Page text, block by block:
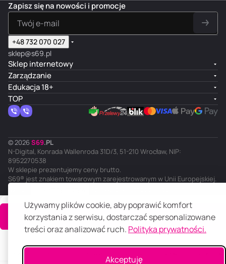
Używamy plików cookie, aby poprawić komfort
korzystania z serwisu, dostarczać spersonalizowane
treści oraz analizować ruch. Polityka prywatności.
Akceptuję
Do koszyka
Zapisz się na nowości i promocje
+48 732 070 027
sklep@s69.pl
Sklep internetowy
Zarządzanie
Edukacja 18+
TOP
© 2026 S69.PL
N-Digital, Konrada Wallenroda 31D/3, 51-210 Wrocław, NIP:
8952270538
W sklepie prezentujemy ceny brutto.
S69® jest znakiem towarowym zarejestrowanym w Unii Europejskiej.